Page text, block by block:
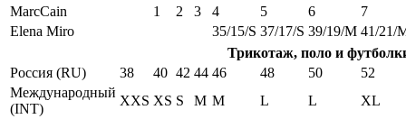
MarcCain
1 2 3 4 5 6
7
Elena Miro
35/15/S 37/17/S 39/19/M 41/21/
Трикотаж, поло и
Россия (RU)
38 40 42 44 46 48 50
52
Международный
(INT)
XXS XS S M M L L
XL